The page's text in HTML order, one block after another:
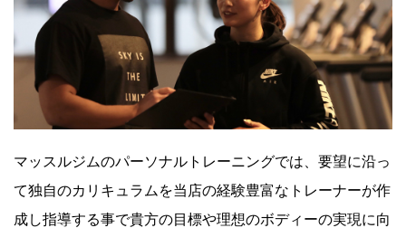
RELAXATION 接骨院・リラクゼーション
CONTACT お問い合わせ
WEB入会はこちら
マッスルジムのパーソナルトレーニングでは、要望に沿っ
て独自のカリキュラムを当店の経験豊富なトレーナーが作
成し指導する事で貴方の目標や理想のボディーの実現に向